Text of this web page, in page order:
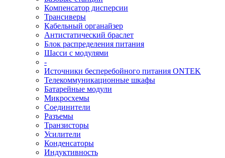
Компенсатор дисперсии
Трансиверы
Кабельный органайзер
Антистатический браслет
Блок распределения питания
Шасси с модулями
-
Источники бесперебойного питания ONTEK
Телекоммуникационные шкафы
Батарейные модули
Микросхемы
Соединители
Разъемы
Транзисторы
Усилители
Конденсаторы
Индуктивность